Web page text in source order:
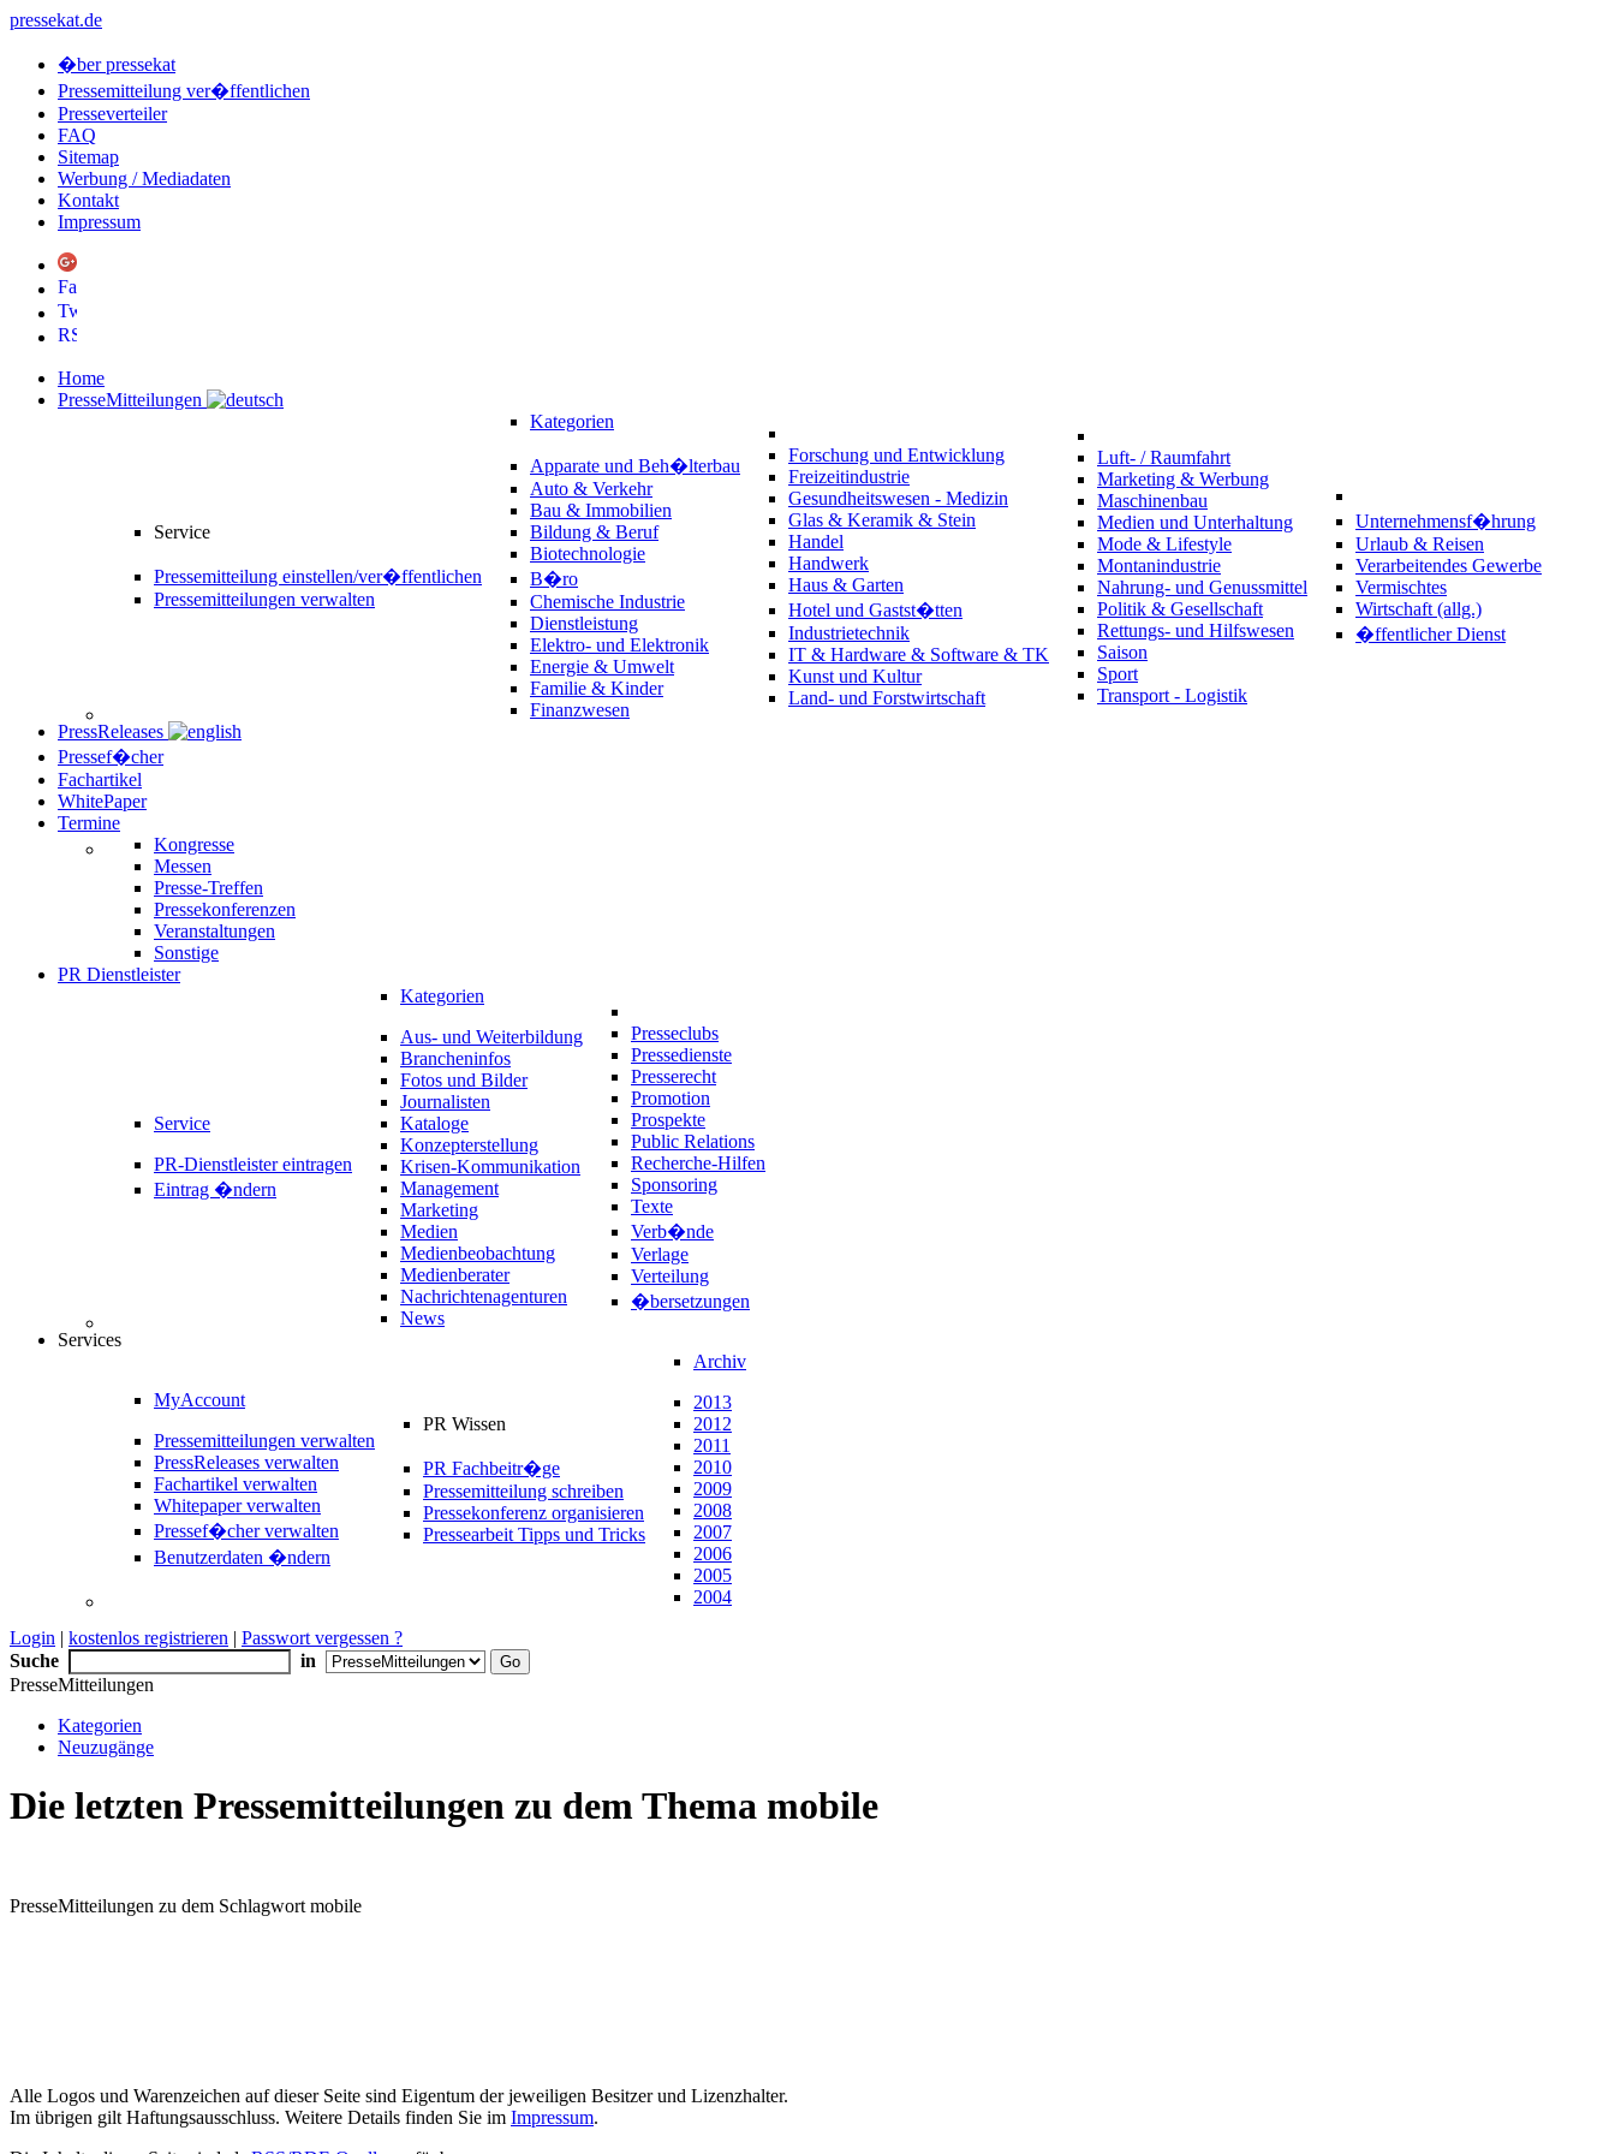
pressekat.de
�ber pressekat
Pressemitteilung ver�ffentlichen
Presseverteiler
FAQ
Sitemap
Werbung / Mediadaten
Kontakt
Impressum
Home
PresseMitteilungen
Service
Pressemitteilung einstellen/ver�ffentlichen
Pressemitteilungen verwalten
Kategorien
Apparate und Beh�lterbau
Auto & Verkehr
Bau & Immobilien
Bildung & Beruf
Biotechnologie
B�ro
Chemische Industrie
Dienstleistung
Elektro- und Elektronik
Energie & Umwelt
Familie & Kinder
Finanzwesen
Forschung und Entwicklung
Freizeitindustrie
Gesundheitswesen - Medizin
Glas & Keramik & Stein
Handel
Handwerk
Haus & Garten
Hotel und Gastst�tten
Industrietechnik
IT & Hardware & Software & TK
Kunst und Kultur
Land- und Forstwirtschaft
Luft- / Raumfahrt
Marketing & Werbung
Maschinenbau
Medien und Unterhaltung
Mode & Lifestyle
Montanindustrie
Nahrung- und Genussmittel
Politik & Gesellschaft
Rettungs- und Hilfswesen
Saison
Sport
Transport - Logistik
Unternehmensf�hrung
Urlaub & Reisen
Verarbeitendes Gewerbe
Vermischtes
Wirtschaft (allg.)
�ffentlicher Dienst
PressReleases
Pressef�cher
Fachartikel
WhitePaper
Termine
Kongresse
Messen
Presse-Treffen
Pressekonferenzen
Veranstaltungen
Sonstige
PR Dienstleister
Service
PR-Dienstleister eintragen
Eintrag �ndern
Kategorien
Aus- und Weiterbildung
Brancheninfos
Fotos und Bilder
Journalisten
Kataloge
Konzepterstellung
Krisen-Kommunikation
Management
Marketing
Medien
Medienbeobachtung
Medienberater
Nachrichtenagenturen
News
Presseclubs
Pressedienste
Presserecht
Promotion
Prospekte
Public Relations
Recherche-Hilfen
Sponsoring
Texte
Verb�nde
Verlage
Verteilung
�bersetzungen
Services
MyAccount
Pressemitteilungen verwalten
PressReleases verwalten
Fachartikel verwalten
Whitepaper verwalten
Pressef�cher verwalten
Benutzerdaten �ndern
PR Wissen
PR Fachbeitr�ge
Pressemitteilung schreiben
Pressekonferenz organisieren
Pressearbeit Tipps und Tricks
Archiv
2013
2012
2011
2010
2009
2008
2007
2006
2005
2004
Login | kostenlos registrieren | Passwort vergessen ?
Suche
in
PresseMitteilungen
Kategorien
Neuzugänge
Die letzten Pressemitteilungen zu dem Thema mobile
PresseMitteilungen zu dem Schlagwort mobile
Alle Logos und Warenzeichen auf dieser Seite sind Eigentum der jeweiligen Besitzer und Lizenzhalter.
Im übrigen gilt Haftungsausschluss. Weitere Details finden Sie im Impressum.